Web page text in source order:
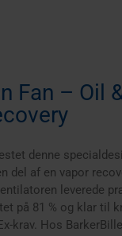
Fan – Oil
denne
del af en vapor
leverede
på 81 % og klar til
krav. Hos